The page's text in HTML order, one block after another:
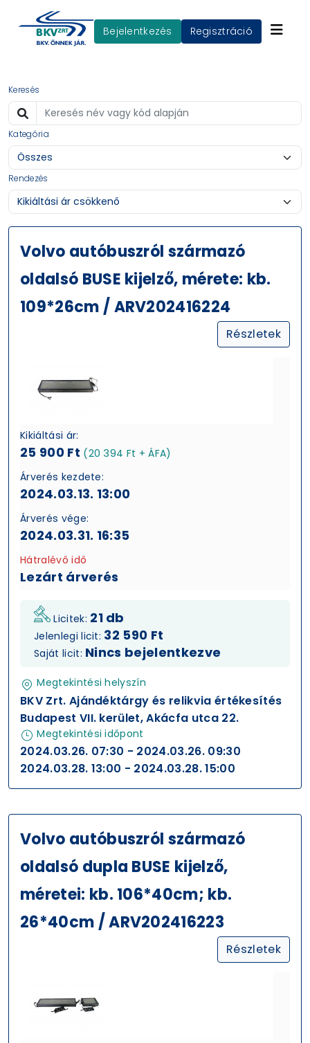
Bejelentkezés Regisztráció
Keresés
Kategória
Rendezés
Volvo autóbuszról származó
oldalsó BUSE kijelző, mérete: kb.
109*26cm / ARV202416224
Részletek
Kikiáltási ár:
25 900 Ft (20 394 Ft + ÁFA)
Árverés kezdete:
2024.03.13. 13:00
Árverés vége:
2024.03.31. 16:35
Hátralévő idő
Lezárt árverés
Licitek: 21 db
Jelenlegi licit: 32 590 Ft
Saját licit: Nincs bejelentkezve
Megtekintési helyszín
BKV Zrt. Ajándéktárgy és relikvia értékesítés
Budapest VII. kerület, Akácfa utca 22.
Megtekintési időpont
2024.03.26. 07:30 - 2024.03.26. 09:30
2024.03.28. 13:00 - 2024.03.28. 15:00
Volvo autóbuszról származó
oldalsó dupla BUSE kijelző,
méretei: kb. 106*40cm; kb.
26*40cm / ARV202416223
Részletek